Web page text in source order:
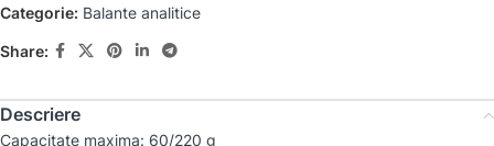
Categorie: Balante analitice
Share:
Descriere
Capacitate maxima: 60/220 g